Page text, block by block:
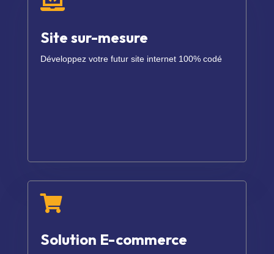
Site sur-mesure
Développez votre futur site internet 100% codé

Solution E-commerce